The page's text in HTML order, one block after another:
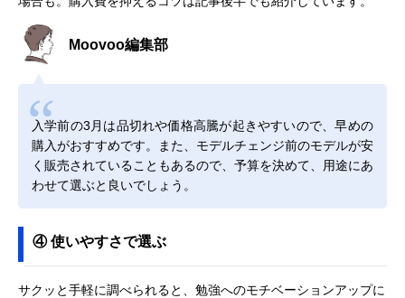
Moovoo編集部
入学前の3月は品切れや価格高騰が起きやすいので、早めの
購入がおすすめです。また、モデルチェンジ前のモデルが安
く販売されていることもあるので、予算を決めて、用途にあ
わせて選ぶと良いでしょう。
④ 使いやすさで選ぶ
サクッと手軽に調べられると、勉強へのモチベーションアップに